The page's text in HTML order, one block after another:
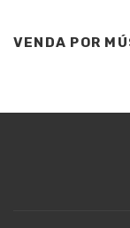
VENDA POR